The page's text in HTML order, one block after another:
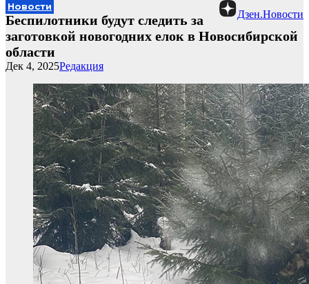
Дзен.Новости
Новости
Беспилотники будут следить за
заготовкой новогодних елок в Новосибирской
области
Редакция
Дек 4, 2025